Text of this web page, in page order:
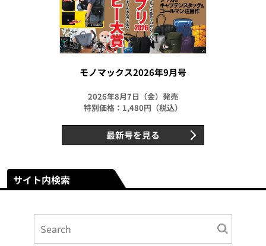
モノマックス2026年9月号
2026年8月7日（金）発売
特別価格：1,480円（税込）
最新号を見る
サイト内検索